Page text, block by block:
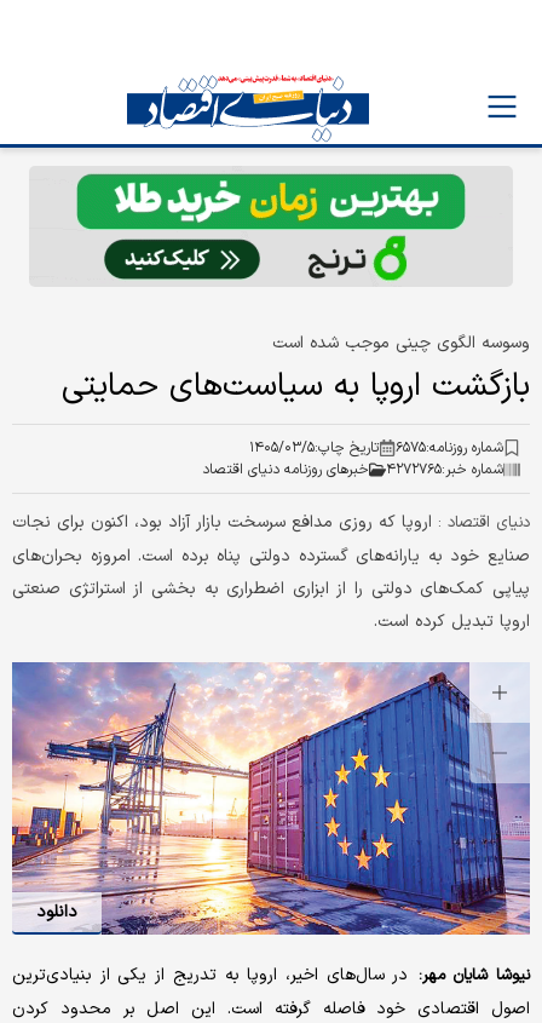
وسوسه الگوی چینی موجب شده است
بازگشت اروپا به سیاست‌های حمایتی
شماره روزنامه:۶۵۷۵ تاریخ چاپ:۱۴۰۵/۰۳/۵
شماره خبر:۴۲۷۲۷۶۵ خبرهای روزنامه دنیای اقتصاد
دنیای اقتصاد : اروپا که روزی مدافع سرسخت بازار آزاد بود، اکنون برای نجات
صنایع خود به یارانه‌های گسترده دولتی پناه برده است. امروزه بحران‌های
پیاپی کمک‌های دولتی را از ابزاری اضطراری به بخشی از استراتژی صنعتی
اروپا تبدیل کرده است.
دانلود
نیوشا شایان مهر: در سال‌های اخیر، اروپا به تدریج از یکی از بنیادی‌ترین
اصول اقتصادی خود فاصله گرفته است. این اصل بر محدود کردن